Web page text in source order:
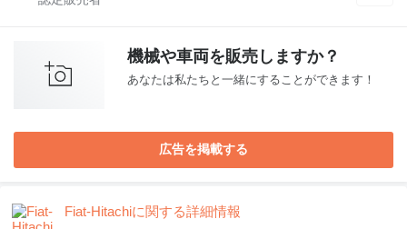
機械や車両を販売しますか？
あなたは私たちと一緒にすることができます！
広告を掲載する
Fiat-Hitachiに関する詳細情報